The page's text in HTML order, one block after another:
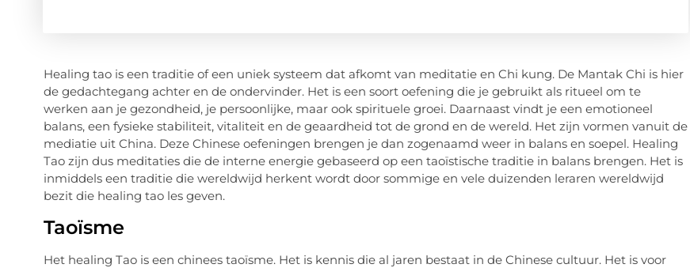
Healing tao is een traditie of een uniek systeem dat afkomt van meditatie en Chi kung. De Mantak Chi is hier
de gedachtegang achter en de ondervinder. Het is een soort oefening die je gebruikt als ritueel om te
werken aan je gezondheid, je persoonlijke, maar ook spirituele groei. Daarnaast vindt je een emotioneel
balans, een fysieke stabiliteit, vitaliteit en de geaardheid tot de grond en de wereld. Het zijn vormen vanuit de
mediatie uit China. Deze Chinese oefeningen brengen je dan zogenaamd weer in balans en soepel. Healing
Tao zijn dus meditaties die de interne energie gebaseerd op een taoïstische traditie in balans brengen. Het is
inmiddels een traditie die wereldwijd herkent wordt door sommige en vele duizenden leraren wereldwijd
bezit die healing tao les geven.
Taoïsme
Het healing Tao is een chinees taoïsme. Het is kennis die al jaren bestaat in de Chinese cultuur. Het is voor